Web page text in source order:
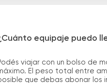
equipaje puedo
viajar con un bolso de
El peso total entre
que debas abonar los